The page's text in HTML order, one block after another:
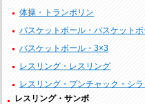
体操・トランポリン
バスケットボール・バスケット
バスケットボール・3×3
レスリング・レスリング
レスリング・プンチャック・シラ
レスリング・サンボ